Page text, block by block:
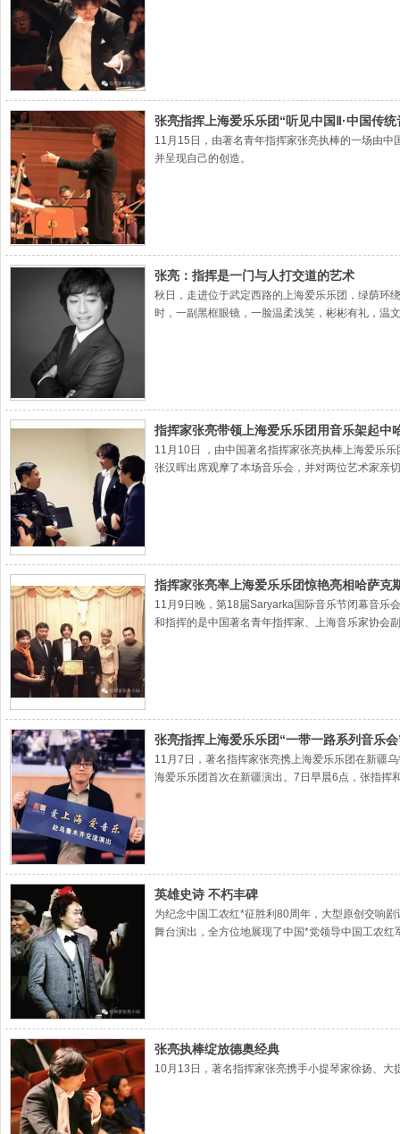
张亮指挥上海爱乐乐团“听见中国Ⅱ·中国传
11月15日，由著名青年指挥家张亮执棒的一场由中
并呈现自己的创造。
张亮：指挥是一门与人打交道的艺术
秋日，走进位于武定西路的上海爱乐乐团，绿荫环
时，一副黑框眼镜，一脸温柔浅笑，彬彬有礼，
指挥家张亮带领上海爱乐乐团用音乐架起中
11月10日 ，由中国著名指挥家张亮执棒上海爱乐
张汉晖出席观摩了本场音乐会，并对两位艺术家亲
指挥家张亮率上海爱乐乐团惊艳亮相哈萨
11月9日晚，第18届Saryarka国际音乐节闭幕音乐
和指挥的是中国著名青年指挥家、上海音乐家协
张亮指挥上海爱乐乐团“一带一路系列音乐
11月7日，著名指挥家张亮携上海爱乐乐团在新疆
海爱乐乐团首次在新疆演出。7日早晨6点，张指挥
英雄史诗 不朽丰碑
为纪念中国工农红*征胜利80周年，大型原创交响
舞台演出，全方位地展现了中国*党领导中国工农
张亮执棒绽放德奥经典
10月13日，著名指挥家张亮携手小提琴家徐扬、